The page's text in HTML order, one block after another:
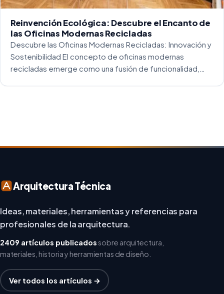
Reinvención Ecológica: Descubre el Encanto de
las Oficinas Modernas Recicladas
Descubre las Oficinas Modernas Recicladas: Innovación y
Sostenibilidad El concepto de oficinas modernas
recicladas emerge como una fusión de funcionalidad,
Arquitectura Técnica
Ideas, materiales, herramientas y referencias para
profesionales de la arquitectura.
2409 artículos publicadossobre arquitectura,
materiales, historia y herramientas de diseño.
Ver todos los artículos →